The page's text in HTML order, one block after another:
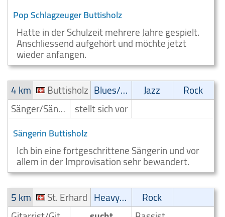
Pop Schlagzeuger Buttisholz
Hatte in der Schulzeit mehrere Jahre gespielt.
Anschliessend aufgehört und möchte jetzt
wieder anfangen.
4 km
Buttisholz Blues/Swing Jazz
Rock
Sänger/Sängerin stellt sich vor
Sängerin Buttisholz
Ich bin eine fortgeschrittene Sängerin und vor
allem in der Improvisation sehr bewandert.
5 km
St. Erhard Heavy-Metal
Rock